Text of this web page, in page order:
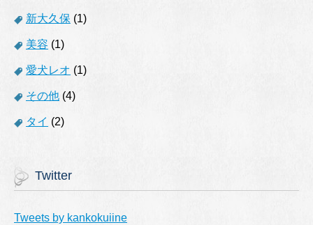
新大久保 (1)
美容 (1)
愛犬レオ (1)
その他 (4)
タイ (2)
Twitter
Tweets by kankokuiine